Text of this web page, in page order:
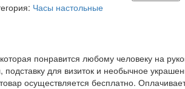
Часы настольные
понравится любому человеку на
подставку для визиток и необычное
осуществляется бесплатно.